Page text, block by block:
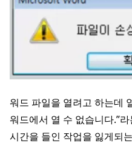
워드 파일을 열려고 하는데
워드에서 열 수 없습니다.”
시간을 들인 작업을 잃게되